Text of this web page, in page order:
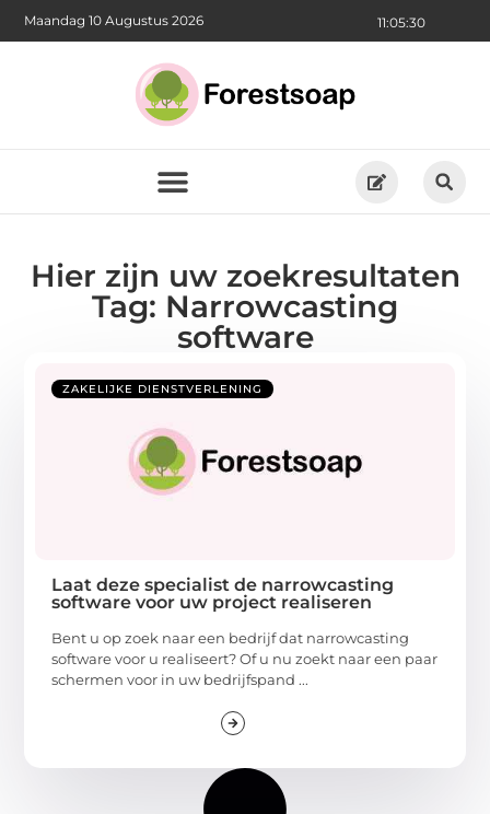
11:05:31
Maandag 10 Augustus 2026
Hier zijn uw zoekresultaten
Tag: Narrowcasting
software
ZAKELIJKE DIENSTVERLENING
Laat deze specialist de narrowcasting
software voor uw project realiseren
Bent u op zoek naar een bedrijf dat narrowcasting
software voor u realiseert? Of u nu zoekt naar een paar
schermen voor in uw bedrijfspand ...